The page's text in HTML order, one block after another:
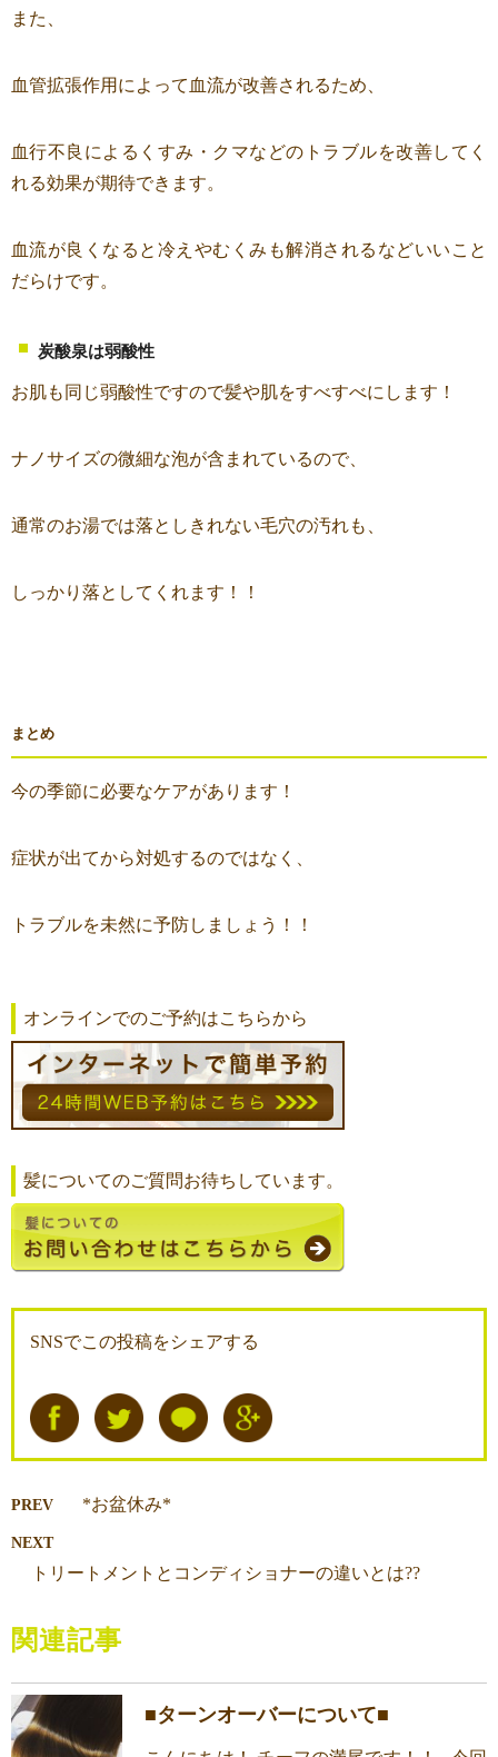
また、
血管拡張作用によって血流が改善されるため、
血行不良によるくすみ・クマなどのトラブルを改善してく
れる効果が期待できます。
血流が良くなると冷えやむくみも解消されるなどいいこと
だらけです。
炭酸泉は弱酸性
お肌も同じ弱酸性ですので髪や肌をすべすべにします！
ナノサイズの微細な泡が含まれているので、
通常のお湯では落としきれない毛穴の汚れも、
しっかり落としてくれます！！
まとめ
今の季節に必要なケアがあります！
症状が出てから対処するのではなく、
トラブルを未然に予防しましょう！！
オンラインでのご予約はこちらから
髪についてのご質問お待ちしています。
SNSでこの投稿をシェアする
PREV *お盆休み*
NEXT
トリートメントとコンディショナーの違いとは??
関連記事
■ターンオーバーについて■